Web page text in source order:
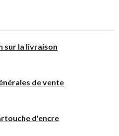
sur la livraison
de vente
d'encre